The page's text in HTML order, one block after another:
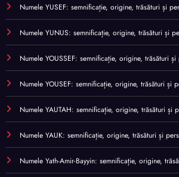
Numele YUSEF: semnificație, origine, trăsături și
Numele YUNUS: semnificație, origine, trăsături și
Numele YOUSSEF: semnificație, origine, trăsături
Numele YOUSEF: semnificație, origine, trăsături și
Numele YAUTAH: semnificație, origine, trăsături și
Numele YAUK: semnificație, origine, trăsături și
Numele Yath-Amir-Bayyin: semnificație, origine,